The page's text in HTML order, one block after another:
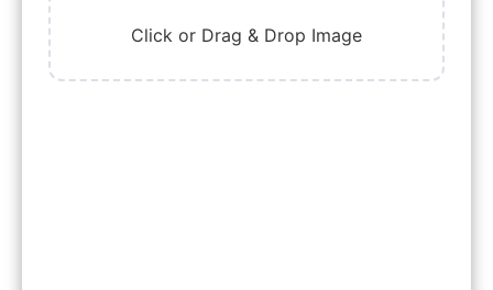
Click or Drag & Drop Image